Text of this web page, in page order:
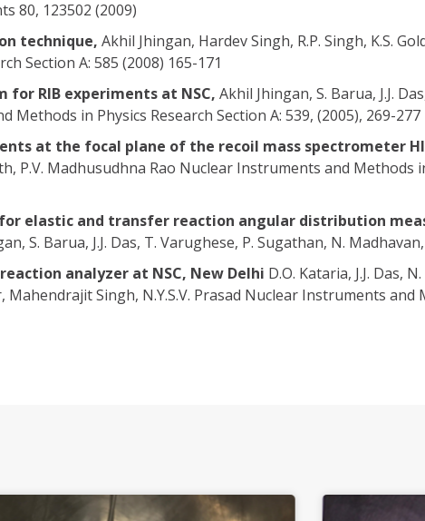
80, 123502 (2009)
technique, Akhil Jhingan, Hardev Singh, R.P. Singh, K.S.
Section A: 585 (2008) 165-171
RIB experiments at NSC, Akhil Jhingan, S. Barua, J.J.
in Physics Research Section A: 539, (2005), 269-277
at the focal plane of the recoil mass spectrometer
P.V. Madhusudhna Rao Nuclear Instruments and Methods
elastic and transfer reaction angular distribution
S. Barua, J.J. Das, T. Varughese, P. Sugathan, N.
analyzer at NSC, New Delhi D.O. Kataria, J.J. Das,
Mahendrajit Singh, N.Y.S.V. Prasad Nuclear Instruments and